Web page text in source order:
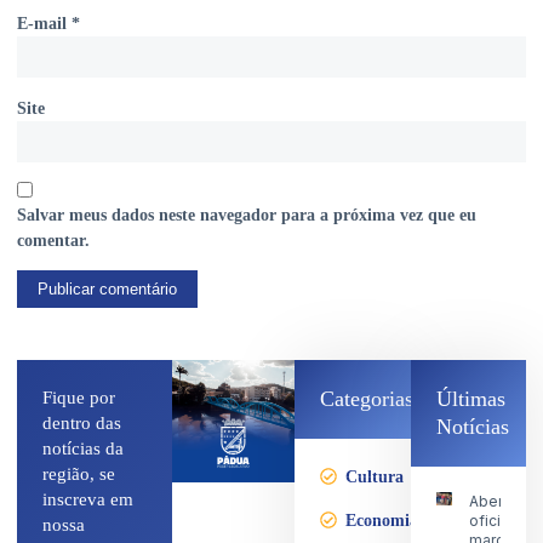
E-mail *
Site
Salvar meus dados neste navegador para a próxima vez que eu
comentar.
Fique por
dentro das
notícias da
região, se
inscreva em
nossa
Categorias
Cultura
Economia
Últimas
Notícias
Abertura
oficial